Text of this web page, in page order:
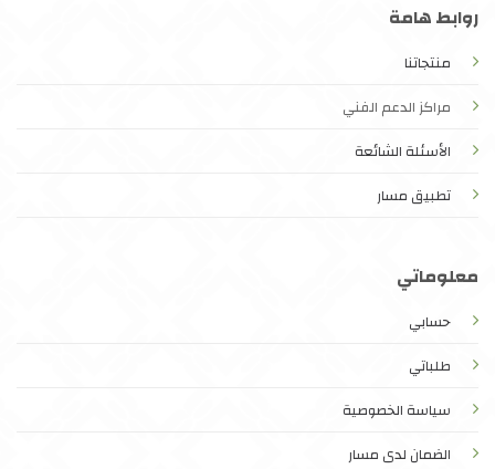
روابط هامة
منتجاتنا
مراكز الدعم الفني
الأسئلة الشائعة
تطبيق مسار
معلوماتي
حسابي
طلباتي
سياسة الخصوصية
الضمان لدى مسار